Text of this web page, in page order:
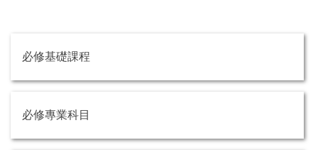
必修基礎課程
必修專業科目